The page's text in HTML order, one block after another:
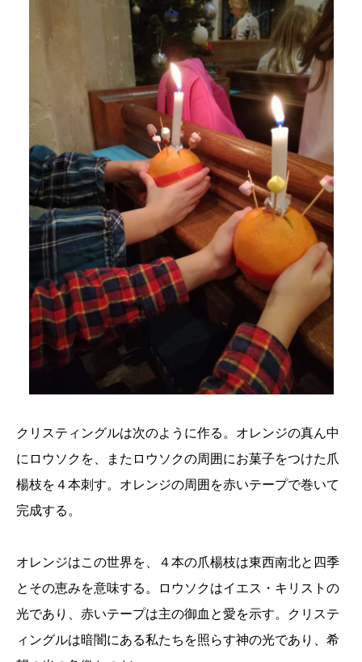
クリスティングルは次のように作る。オレンジの真ん中
にロウソクを、またロウソクの周囲にお菓子をつけた爪
楊枝を４本刺す。オレンジの周囲を赤いテープで巻いて
完成する。
オレンジはこの世界を、４本の爪楊枝は東西南北と四季
とその恵みを意味する。ロウソクはイエス・キリストの
光であり、赤いテープは主の御血と愛を示す。クリステ
ィングルは暗闇にある私たちを照らす神の光であり、希